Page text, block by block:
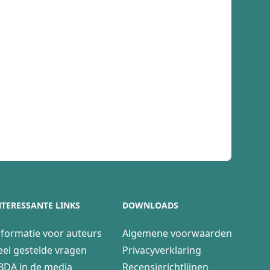
LINKS
voor auteurs
gestelde vragen
in de media
DOWNLOADS
Algemene voorwaarden
Privacyverklaring
Recensierichtlijnen